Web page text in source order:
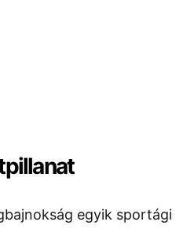
egyik sportági